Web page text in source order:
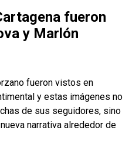
fueron
y Marlón
fueron vistos en
y estas imágenes no
de sus seguidores, sino
narrativa alrededor de